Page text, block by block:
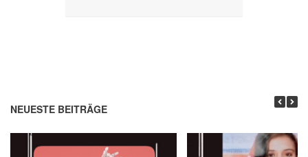
NEUESTE BEITRÄGE